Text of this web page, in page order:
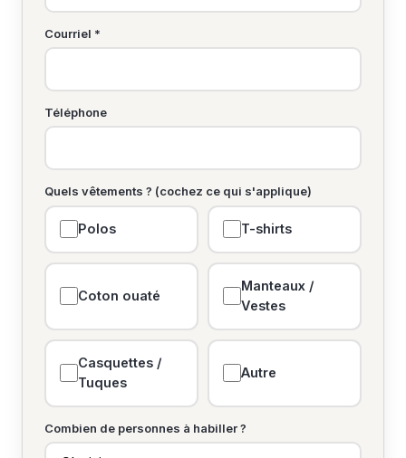
Courriel *
Téléphone
Quels vêtements ? (cochez ce qui s'applique)
Polos T-shirts
Coton ouaté
Manteaux /
Vestes
Casquettes /
Tuques
Autre
Combien de personnes à habiller ?